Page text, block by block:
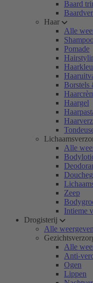
Baard
Haar
Alle
Pomade
Borstels
Haargel
Alle
Zeep
Intieme
Drogisterij
Alle weergeven
Alle
Anti-
Ogen
Lippen